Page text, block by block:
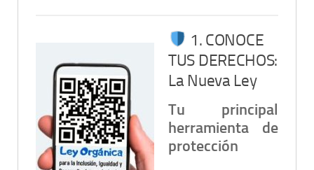
1. CONOCE
TUS DERECHOS:
La Nueva Ley
Tu principal
herramienta de
protección